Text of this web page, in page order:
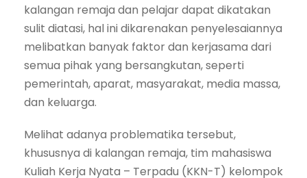
kalangan remaja dan pelajar dapat dikatakan
sulit diatasi, hal ini dikarenakan penyelesaiannya
melibatkan banyak faktor dan kerjasama dari
semua pihak yang bersangkutan, seperti
pemerintah, aparat, masyarakat, media massa,
dan keluarga.
Melihat adanya problematika tersebut,
khususnya di kalangan remaja, tim mahasiswa
Kuliah Kerja Nyata – Terpadu (KKN-T) kelompok